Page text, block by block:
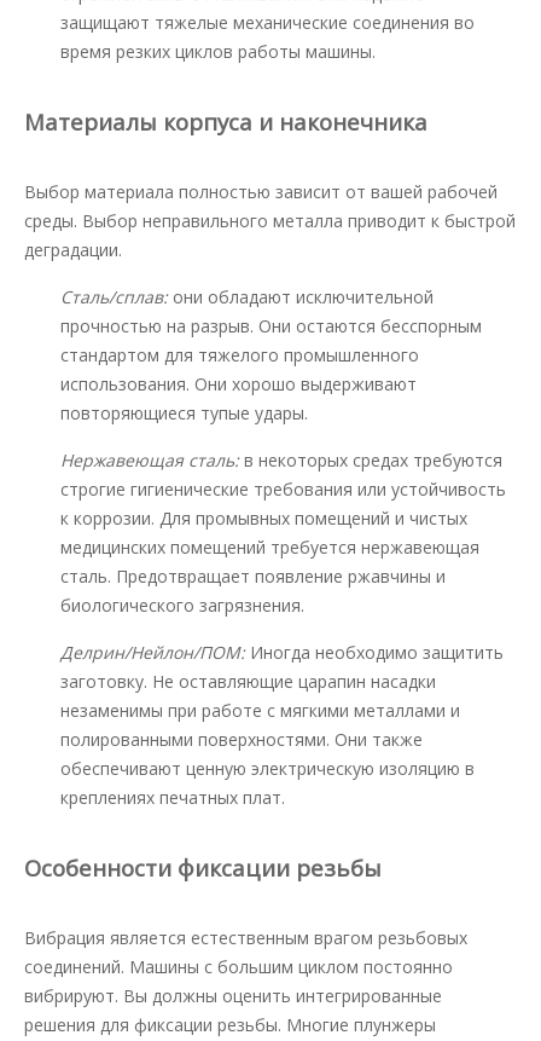
защищают тяжелые механические соединения во
время резких циклов работы машины.
Материалы корпуса и наконечника
Выбор материала полностью зависит от вашей рабочей
среды. Выбор неправильного металла приводит к быстрой
деградации.
Сталь/сплав: они обладают исключительной
прочностью на разрыв. Они остаются бесспорным
стандартом для тяжелого промышленного
использования. Они хорошо выдерживают
повторяющиеся тупые удары.
Нержавеющая сталь:в некоторых средах требуются
строгие гигиенические требования или устойчивость
к коррозии. Для промывных помещений и чистых
медицинских помещений требуется нержавеющая
сталь. Предотвращает появление ржавчины и
биологического загрязнения.
Делрин/Нейлон/ПОМ: Иногда необходимо защитить
заготовку. Не оставляющие царапин насадки
незаменимы при работе с мягкими металлами и
полированными поверхностями. Они также
обеспечивают ценную электрическую изоляцию в
креплениях печатных плат.
Особенности фиксации резьбы
Вибрация является естественным врагом резьбовых
соединений. Машины с большим циклом постоянно
вибрируют. Вы должны оценить интегрированные
решения для фиксации резьбы. Многие плунжеры